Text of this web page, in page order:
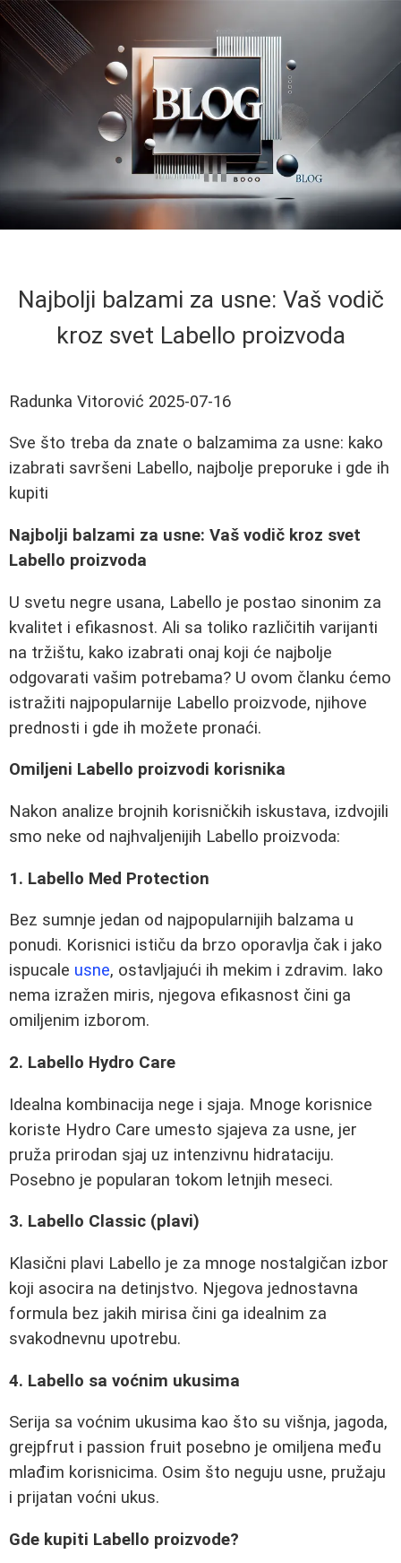
Najbolji balzami za usne: Vaš vodič
kroz svet Labello proizvoda
Radunka Vitorović 2025-07-16
Sve što treba da znate o balzamima za usne: kako
izabrati savršeni Labello, najbolje preporuke i gde ih
kupiti
Najbolji balzami za usne: Vaš vodič kroz svet
Labello proizvoda
U svetu negre usana, Labello je postao sinonim za
kvalitet i efikasnost. Ali sa toliko različitih varijanti
na tržištu, kako izabrati onaj koji će najbolje
odgovarati vašim potrebama? U ovom članku ćemo
istražiti najpopularnije Labello proizvode, njihove
prednosti i gde ih možete pronaći.
Omiljeni Labello proizvodi korisnika
Nakon analize brojnih korisničkih iskustava, izdvojili
smo neke od najhvaljenijih Labello proizvoda:
1. Labello Med Protection
Bez sumnje jedan od najpopularnijih balzama u
ponudi. Korisnici ističu da brzo oporavlja čak i jako
ispucale usne, ostavljajući ih mekim i zdravim. Iako
nema izražen miris, njegova efikasnost čini ga
omiljenim izborom.
2. Labello Hydro Care
Idealna kombinacija nege i sjaja. Mnoge korisnice
koriste Hydro Care umesto sjajeva za usne, jer
pruža prirodan sjaj uz intenzivnu hidrataciju.
Posebno je popularan tokom letnjih meseci.
3. Labello Classic (plavi)
Klasični plavi Labello je za mnoge nostalgičan izbor
koji asocira na detinjstvo. Njegova jednostavna
formula bez jakih mirisa čini ga idealnim za
svakodnevnu upotrebu.
4. Labello sa voćnim ukusima
Serija sa voćnim ukusima kao što su višnja, jagoda,
grejpfrut i passion fruit posebno je omiljena među
mlađim korisnicima. Osim što neguju usne, pružaju
i prijatan voćni ukus.
Gde kupiti Labello proizvode?